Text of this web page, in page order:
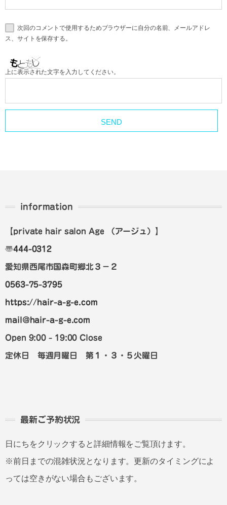
次回のコメントで使用するためブラウザーに自分の名前、メールアドレ
ス、サイトを保存する。
上に表示された文字を入力してください。
information
【private hair salon Age （アージュ） 】
〠444-0312
愛知県西尾市国森町郷北３－２
0563-75-3795
https://hair-a-g-e.com
mail@hair-a-g-e.com
Open 9:00 - 19:00 Close
定休日 毎週月曜日 第１・３・５火曜日
最新ご予約状況
日にちをクリックすると詳細情報をご覧頂けます。
※前日までの混雑状況となります。更新のタイミングによ
っては空きがない場合もございます。